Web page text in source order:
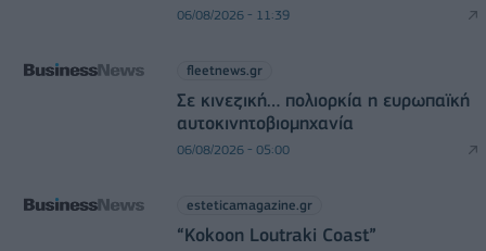
06/08/2026 - 11:39
fleetnews.gr
Σε κινεζική… πολιορκία η ευρωπαϊκή
αυτοκινητοβιομηχανία
06/08/2026 - 05:00
esteticamagazine.gr
“Kokoon Loutraki Coast”